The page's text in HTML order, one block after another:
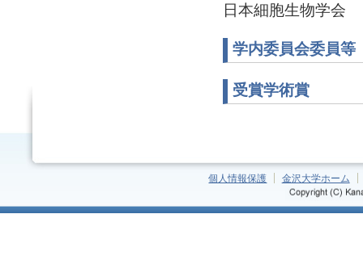
日本細胞生物学会
学内委員会委員等
受賞学術賞
個人情報保護 金沢大学ホーム